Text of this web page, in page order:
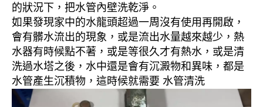
的狀況下，把水管內壁洗乾淨。
如果發現家中的水龍頭超過一周沒有使用再開啟，
會有髒水流出的現象，或是流出水量越來越少，熱
水器有時候點不著，或是等很久才有熱水，或是清
洗過水塔之後，水中還是會有沉澱物和異味，都是
水管產生沉積物，這時候就需要 水管清洗